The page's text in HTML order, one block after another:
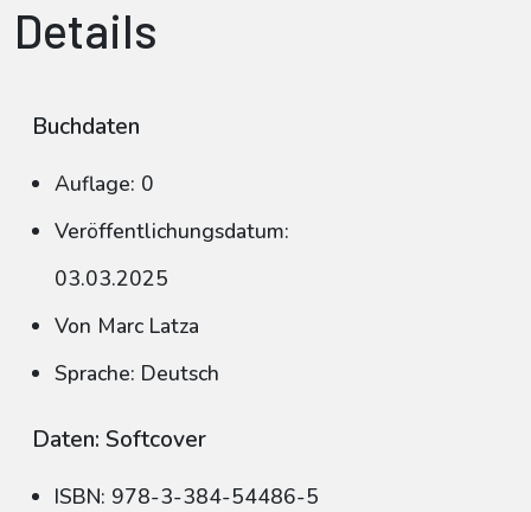
Details
Buchdaten
Auflage: 0
Veröffentlichungsdatum:
03.03.2025
Von Marc Latza
Sprache: Deutsch
Daten: Softcover
ISBN: 978-3-384-54486-5